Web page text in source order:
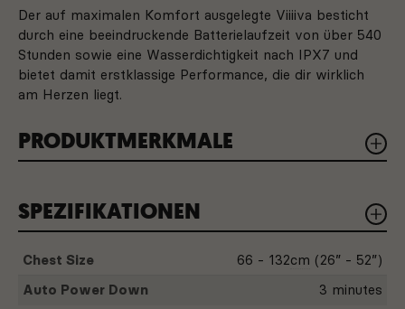
Der auf maximalen Komfort ausgelegte Viiiiva besticht
durch eine beeindruckende Batterielaufzeit von über 540
Stunden sowie eine Wasserdichtigkeit nach IPX7 und
bietet damit erstklassige Performance, die dir wirklich
am Herzen liegt.
PRODUKTMERKMALE
540+ STUNDEN BATTERIELAUFZEIT
Mit über 540 Stunden Laufzeit aus einer
einzigen CR2032-Knopfzelle müssen Sie sich
Batteriewechsel machen.
SPEZIFIKATIONEN
Chest Size 66 - 132cm (26” - 52”)
Auto Power Down
3 minutes